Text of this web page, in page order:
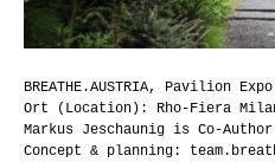
BREATHE.AUSTRIA, Pavilion
Ort (Location): Rho-Fiera
Markus Jeschaunig is Co-
Concept & planning: